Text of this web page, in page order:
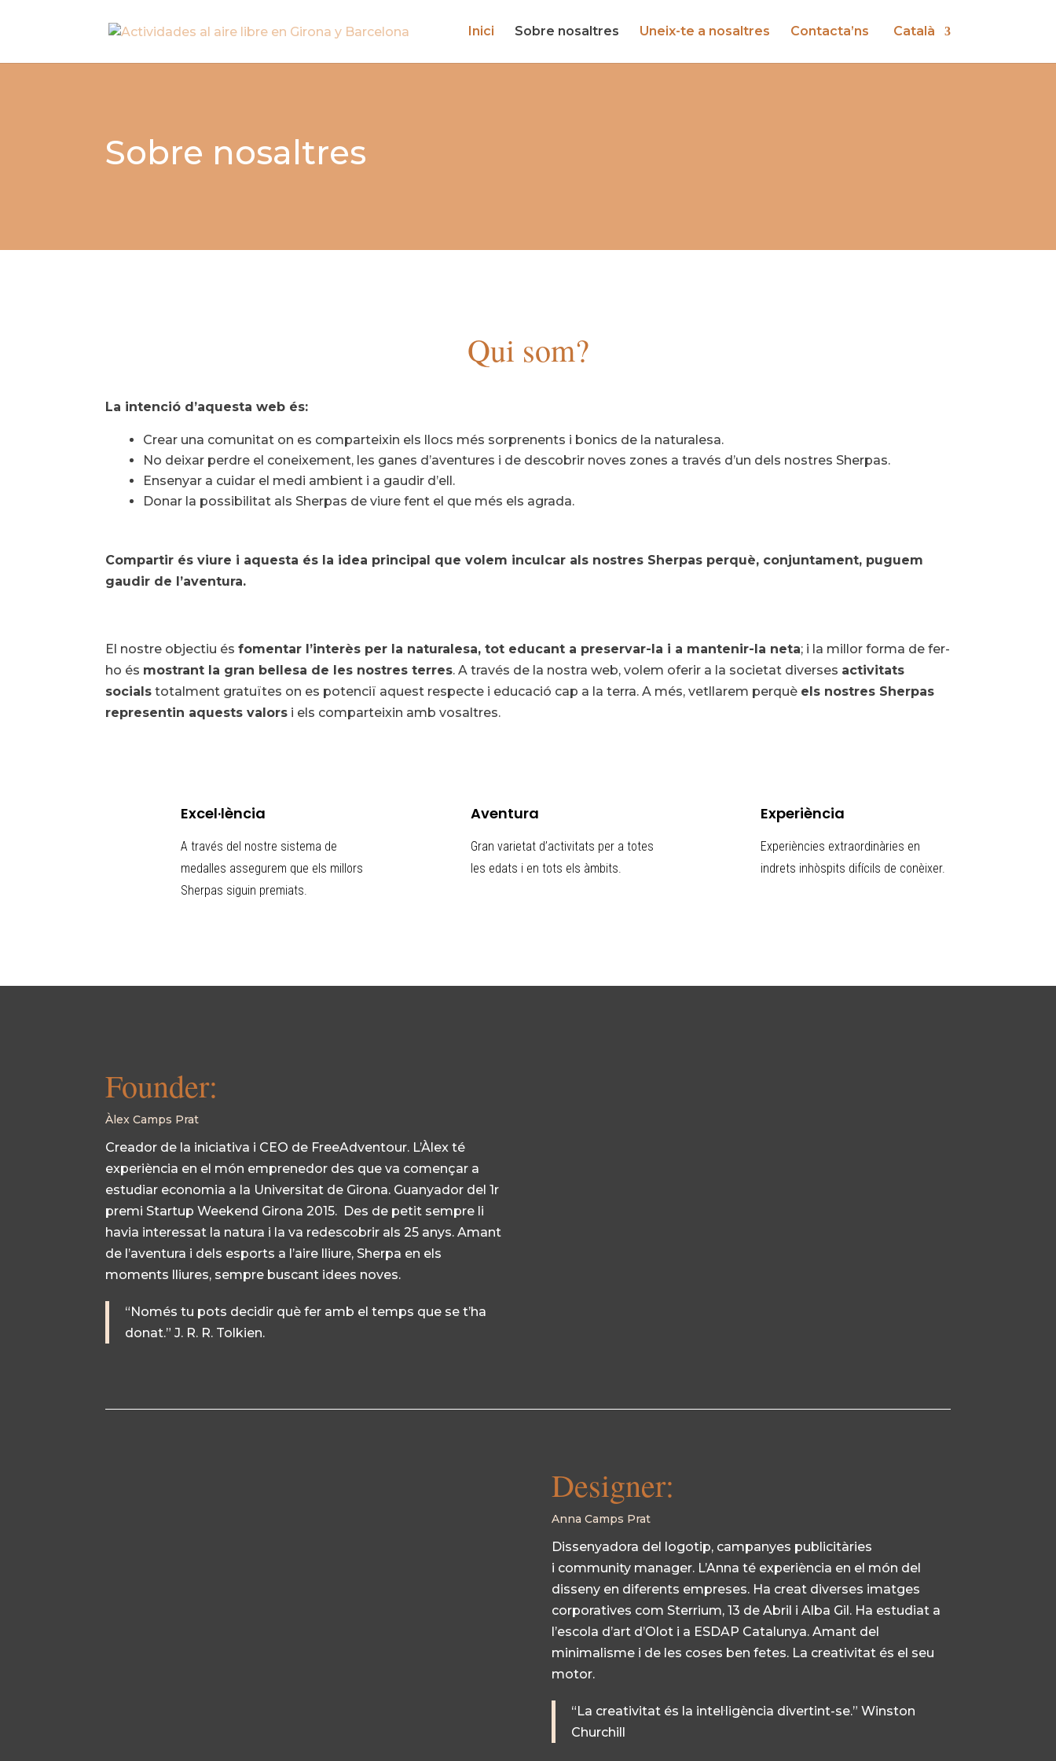
Inici Sobre nosaltres Uneix-te a nosaltres Contacta’ns Català
Sobre nosaltres
Qui som?
La intenció d’aquesta web és:
Crear una comunitat on es comparteixin els llocs més sorprenents i bonics de la naturalesa.
No deixar perdre el coneixement, les ganes d’aventures i de descobrir noves zones a través d’un dels nostres Sherpas.
Ensenyar a cuidar el medi ambient i a gaudir d’ell.
Donar la possibilitat als Sherpas de viure fent el que més els agrada.
Compartir és viure i aquesta és la idea principal que volem inculcar als nostres Sherpas perquè, conjuntament, puguem
gaudir de l’aventura.
El nostre objectiu ésfomentar l’interès per la naturalesa, tot educant a preservar-la i a mantenir-la neta; i la millor forma de fer-
ho és mostrant la gran bellesa de les nostres terres. A través de la nostra web, volem oferir a la societat diverses activitats
socials totalment gratuïtes on es potenciï aquest respecte i educació cap a la terra. A més, vetllarem perquè els nostres Sherpas
representin aquests valors i els comparteixin amb vosaltres.
Excel·lència
A través del nostre sistema de
medalles assegurem que els millors
Sherpas siguin premiats.
Aventura
Gran varietat d’activitats per a totes
les edats i en tots els àmbits.
Experiència
Experiències extraordinàries en
indrets inhòspits difícils de conèixer.
Founder:
Àlex Camps Prat
Creador de la iniciativa i CEO de FreeAdventour. L’Àlex té
experiència en el món emprenedor des que va començar a
estudiar economia a la Universitat de Girona. Guanyador del 1r
premi Startup Weekend Girona 2015. Des de petit sempre li
havia interessat la natura i la va redescobrir als 25 anys. Amant
de l’aventura i dels esports a l’aire lliure, Sherpa en els
moments lliures, sempre buscant idees noves.
“Només tu pots decidir què fer amb el temps que se t’ha
donat.” J. R. R. Tolkien.
Designer:
Anna Camps Prat
Dissenyadora del logotip, campanyes publicitàries
i communitymanager. L’Anna té experiència en el món del
disseny en diferents empreses. Ha creat diverses imatges
corporatives com Sterrium, 13 de Abril i Alba Gil. Ha estudiat a
l’escola d’art d’Olot i a ESDAP Catalunya. Amant del
minimalisme i de les coses ben fetes. La creativitat és el seu
motor.
“La creativitat és la intel·ligència divertint-se.” Winston
Churchill